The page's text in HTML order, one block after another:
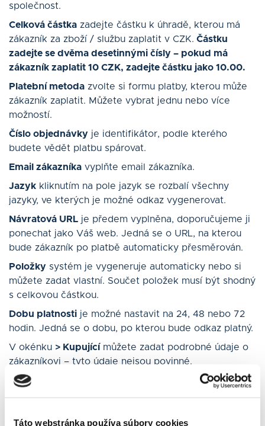
Táto webstránka používa súbory cookies
společnost.
Celková částka zadejte částku k úhradě, kterou má
zákazník za zboží / službu zaplatit v CZK. Částku
zadejte se dvěma desetinnými čísly – pokud má
zákazník zaplatit 10 CZK, zadejte částku jako 10.00.
Platební metoda zvolte si formu platby, kterou může
zákazník zaplatit. Můžete vybrat jednu nebo více
možností.
Číslo objednávky je identifikátor, podle kterého
budete vědět platbu spárovat.
Email zákazníka vyplňte email zákazníka.
Jazyk kliknutím na pole jazyk se rozbalí všechny
jazyky, ve kterých je možné odkaz vygenerovat.
Návratová URL je předem vyplněna, doporučujeme ji
ponechat jako Váš web. Jedná se o URL, na kterou
bude zákazník po platbě automaticky přesměrován.
Položky systém je vygeneruje automaticky nebo si
můžete zadat vlastní. Součet položek musí být shodný
s celkovou částkou.
Dobu platnosti je možné nastavit na 24, 48 nebo 72
hodin. Jedná se o dobu, po kterou bude odkaz platný.
V okénku > Kupující můžete zadat podrobné údaje o
zákazníkovi – tyto údaje nejsou povinné.
Popis
vyplňte v případě, že si k platebnímu údaji